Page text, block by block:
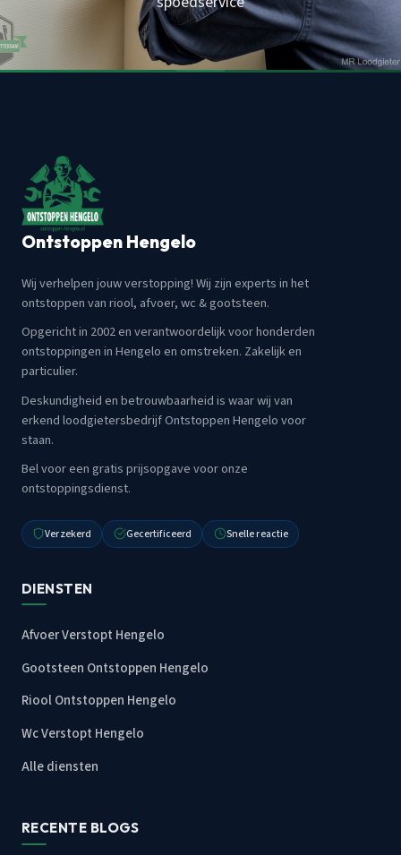
Ontstoppen Hengelo
Wij verhelpen jouw verstopping! Wij zijn experts in het
ontstoppen van riool, afvoer, wc & gootsteen.
Opgericht in 2002 en verantwoordelijk voor honderden
ontstoppingen in Hengelo en omstreken. Zakelijk en
particulier.
Deskundigheid en betrouwbaarheid is waar wij van
erkend loodgietersbedrijf Ontstoppen Hengelo voor
staan.
Bel voor een gratis prijsopgave voor onze
ontstoppingsdienst.
Verzekerd Gecertificeerd Snelle reactie
DIENSTEN
Afvoer Verstopt Hengelo
Gootsteen Ontstoppen Hengelo
Riool Ontstoppen Hengelo
Wc Verstopt Hengelo
Alle diensten
RECENTE BLOGS